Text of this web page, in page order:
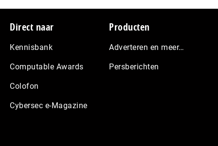
Footer
Direct naar
Kennisbank
Computable Awards
Colofon
Cybersec e-Magazine
Producten
Adverteren en meer…
Persberichten